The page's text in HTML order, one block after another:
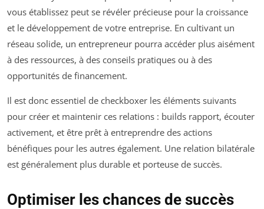
vous établissez peut se révéler précieuse pour la croissance
et le développement de votre entreprise. En cultivant un
réseau solide, un entrepreneur pourra accéder plus aisément
à des ressources, à des conseils pratiques ou à des
opportunités de financement.
Il est donc essentiel de checkboxer les éléments suivants
pour créer et maintenir ces relations : builds rapport, écouter
activement, et être prêt à entreprendre des actions
bénéfiques pour les autres également. Une relation bilatérale
est généralement plus durable et porteuse de succès.
Optimiser les chances de succès